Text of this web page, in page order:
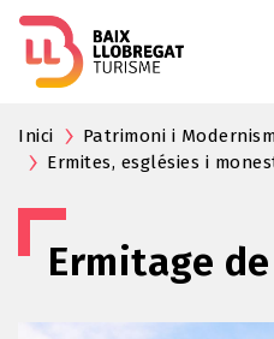
Inici
Patrimoni i
Ermites, esglésies i
Ermitage